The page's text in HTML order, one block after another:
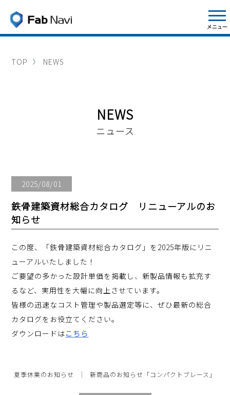
TOP NEWS
NEWS
ニュース
2025/08/01
鉄骨建築資材総合カタログ リニューアルのお
知らせ
この度、「鉄骨建築資材総合カタログ」を2025年版にリニ
ューアルいたしました！
ご要望の多かった設計単価を掲載し、新製品情報も拡充す
るなど、実用性を大幅に向上させています。
皆様の迅速なコスト管理や製品選定等に、ぜひ最新の総合
カタログをお役立てください。
ダウンロードはこちら
夏季休業のお知らせ 新商品のお知らせ「コンパクトブレース」